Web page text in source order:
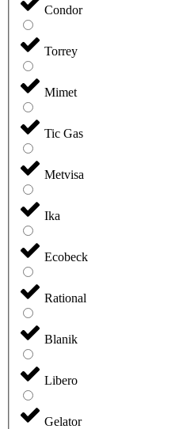
Condor
Torrey
Mimet
Tic Gas
Metvisa
Ika
Ecobeck
Rational
Blanik
Libero
Gelator